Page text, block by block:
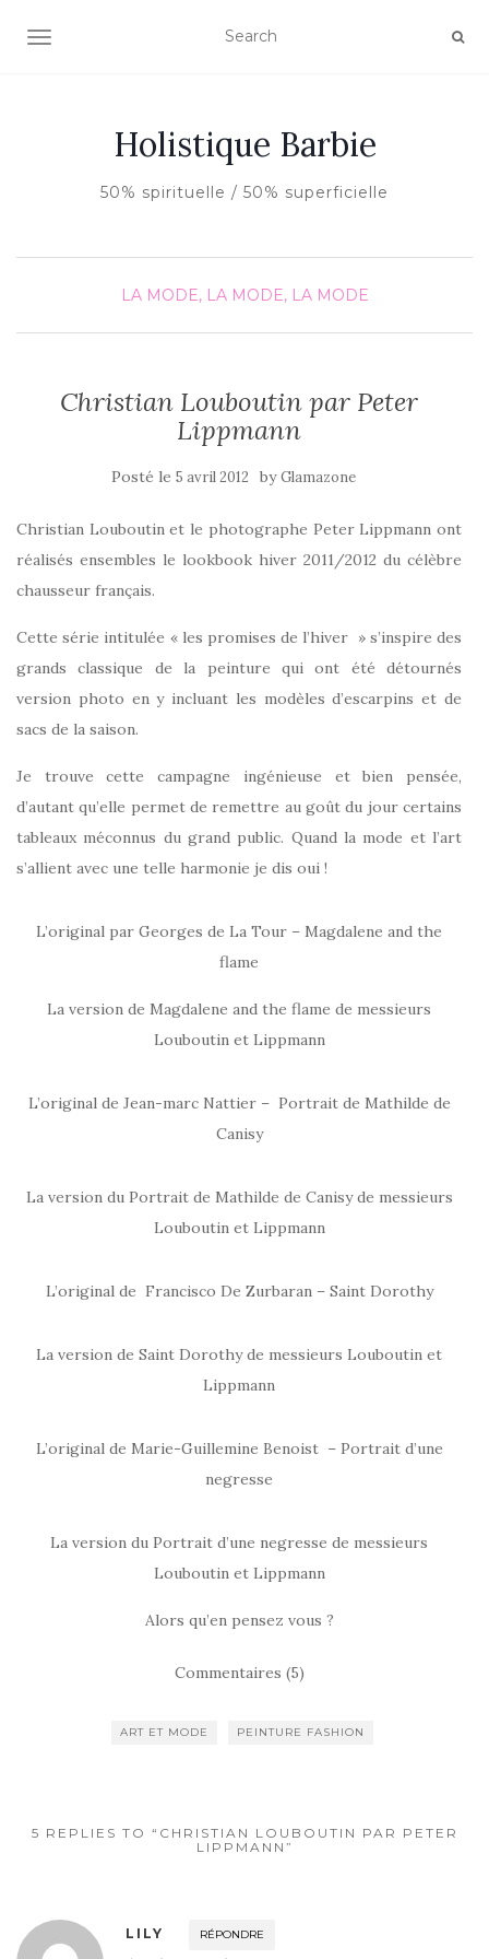
AFFICHER/MASQUER LA NAVIGATION
Holistique Barbie
50% spirituelle / 50% superficielle
LA MODE, LA MODE, LA MODE
Christian Louboutin par Peter
Lippmann
Posté le 5 avril 2012 byGlamazone
Christian Louboutin et le photographe Peter Lippmann ont
réalisés ensembles le lookbook hiver 2011/2012 du célèbre
chausseur français.
Cette série intitulée « les promises de l’hiver » s’inspire des
grands classique de la peinture qui ont été détournés
version photo en y incluant les modèles d’escarpins et de
sacs de la saison.
Je trouve cette campagne ingénieuse et bien pensée,
d’autant qu’elle permet de remettre au goût du jour certains
tableaux méconnus du grand public. Quand la mode et l’art
s’allient avec une telle harmonie je dis oui !
L’original par Georges de La Tour – Magdalene and the
flame
La version de Magdalene and the flame de messieurs
Louboutin et Lippmann
L’original de Jean-marc Nattier – Portrait de Mathilde de
Canisy
La version du Portrait de Mathilde de Canisy de messieurs
Louboutin et Lippmann
L’original de Francisco De Zurbaran – Saint Dorothy
La version de Saint Dorothy de messieurs Louboutin et
Lippmann
L’original de Marie-Guillemine Benoist – Portrait d’une
negresse
La version du Portrait d’une negresse de messieurs
Louboutin et Lippmann
Alors qu’en pensez vous ?
Commentaires (5)
ART ET MODE PEINTURE FASHION
5 REPLIES TO “CHRISTIAN LOUBOUTIN PAR PETER
LIPPMANN”
LILY RÉPONDRE